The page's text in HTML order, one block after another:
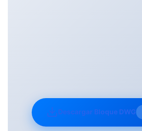
Descargar Bloque DWG